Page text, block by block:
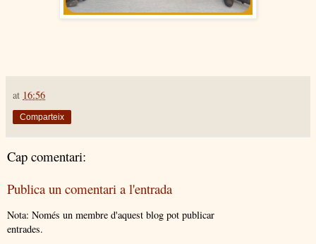
at 16:56
Comparteix
Cap comentari:
Publica un comentari a l'entrada
Nota: Només un membre d'aquest blog pot publicar
entrades.